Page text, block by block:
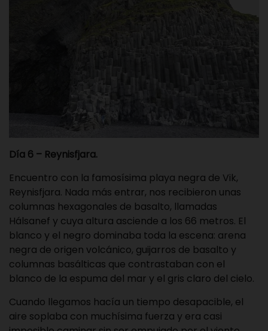
Día 6 – Reynisfjara.
Encuentro con la famosísima playa negra de Vik,
Reynisfjara. Nada más entrar, nos recibieron unas
columnas hexagonales de basalto, llamadas
Hálsanef y cuya altura asciende a los 66 metros. El
blanco y el negro dominaba toda la escena: arena
negra de origen volcánico, guijarros de basalto y
columnas basálticas que contrastaban con el
blanco de la espuma del mar y el gris claro del cielo.
Cuando llegamos hacía un tiempo desapacible, el
aire soplaba con muchísima fuerza y era casi